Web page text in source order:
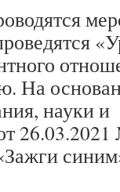
На
науки и